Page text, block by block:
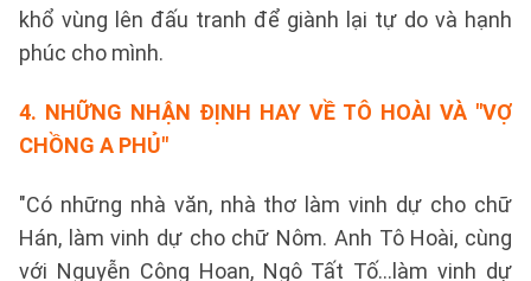
khổ vùng lên đấu tranh để giành lại tự do và hạnh
phúc cho mình.
4. NHỮNG NHẬN ĐỊNH HAY VỀ TÔ HOÀI VÀ "VỢ
CHỒNG A PHỦ"
"Có những nhà văn, nhà thơ làm vinh dự cho chữ
Hán, làm vinh dự cho chữ Nôm. Anh Tô Hoài, cùng
với Nguyễn Công Hoan, Ngô Tất Tố...làm vinh dự